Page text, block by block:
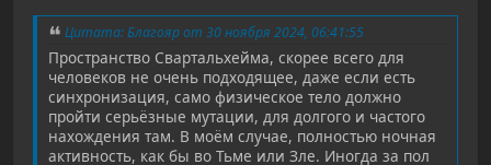
Цитата: Благояр от 30 ноября 2024, 06:41:55
Пространство Свартальхейма, скорее всего для
человеков не очень подходящее, даже если есть
синхронизация, само физическое тело должно
пройти серьёзные мутации, для долгого и частого
нахождения там. В моём случае, полностью ночная
активность, как бы во Тьме или Зле. Иногда за пол